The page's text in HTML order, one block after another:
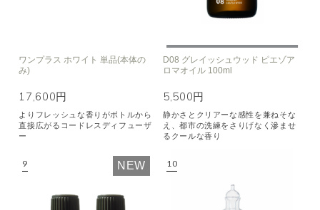
ワンプラス ホワイト 単品(本体の
み)
17,600円
よりフレッシュな香りがボトルから
直接広がるコードレスディフューザ
ー
D08 グレイッシュウッド ピエゾア
ロマオイル 100ml
5,500円
静かさとクリアーな感性を兼ねそな
え、都市の洗練をさりげなく滲ませ
るクールな香り
NEW